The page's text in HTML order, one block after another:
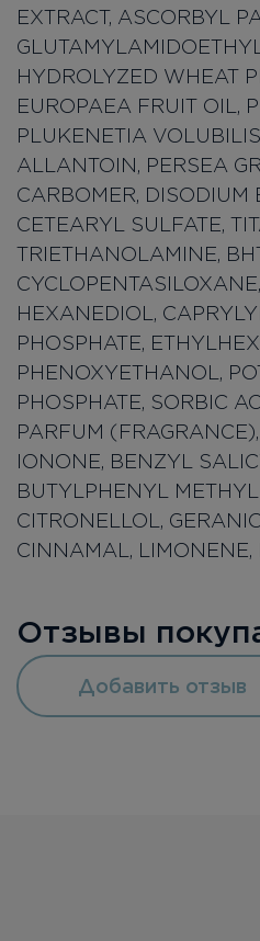
EXTRACT, ASCORBYL
HYDROLYZED WHEAT
EUROPAEA FRUIT OIL,
PLUKENETIA
ALLANTOIN, PERSEA
CARBOMER, DISODIUM
CETEARYL SULFATE,
TRIETHANOLAMINE,
HEXANEDIOL,
PHOSPHATE,
PHENOXYETHANOL,
PHOSPHATE, SORBIC
PARFUM
IONONE, BENZYL
BUTYLPHENYL
CITRONELLOL,
CINNAMAL, LIMONENE,
Отзывы
Добавить отзыв